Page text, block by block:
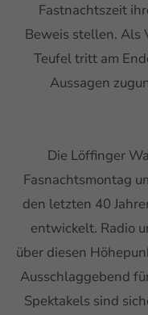
Aenean
massa. Cum
magnis dis
ridiculus mus.
Fastnachtszeit
Beweis stellen. Als
Teufel tritt am
Aussagen
Die Löffinger
Fasnachtsmontag
den letzten 40
entwickelt. Radio
über diesen
Ausschlaggebend
Spektakels sind